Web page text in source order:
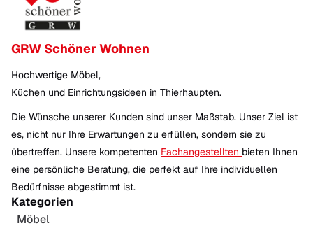
GRW Schöner Wohnen
Hochwertige Möbel,
Küchen und Einrichtungsideen in Thierhaupten.
Die Wünsche unserer Kunden sind unser Maßstab. Unser Ziel ist
es, nicht nur Ihre Erwartungen zu erfüllen, sondern sie zu
übertreffen. Unsere kompetenten Fachangestellten bieten Ihnen
eine persönliche Beratung, die perfekt auf Ihre individuellen
Bedürfnisse abgestimmt ist.
Kategorien
Möbel